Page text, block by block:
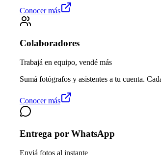
Conocer más
Colaboradores
Trabajá en equipo, vendé más
Sumá fotógrafos y asistentes a tu cuenta.
Conocer más
Entrega por WhatsApp
Enviá fotos al instante